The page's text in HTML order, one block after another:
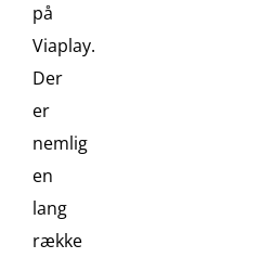
på
Viaplay.
Der
er
nemlig
en
lang
række